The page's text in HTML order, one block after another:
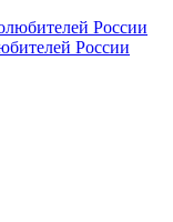
России